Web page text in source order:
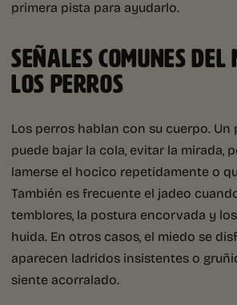
primera pista para ayudarlo.
SEÑALES COMUNES DEL
LOS PERROS
Los perros hablan con su cuerpo.
puede bajar la cola, evitar la mirada,
lamerse el hocico repetidamente o
También es frecuente el jadeo
temblores, la postura encorvada y
huida. En otros casos, el miedo se
aparecen ladridos insistentes o
siente acorralado.